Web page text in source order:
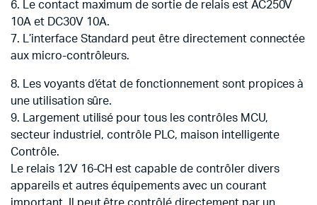
6. Le contact maximum de sortie de relais est AC250V
10A et DC30V 10A.
7. L’interface Standard peut être directement connectée
aux micro-contrôleurs.
8. Les voyants d’état de fonctionnement sont propices à
une utilisation sûre.
9. Largement utilisé pour tous les contrôles MCU,
secteur industriel, contrôle PLC, maison intelligente
Contrôle.
Le relais 12V 16-CH est capable de contrôler divers
appareils et autres équipements avec un courant